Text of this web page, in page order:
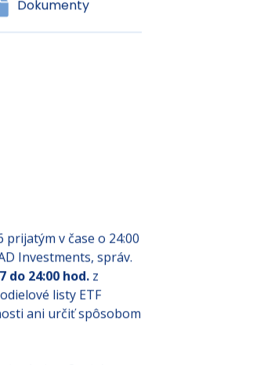
Dokumenty
prijatým v čase o 24:00
Investments, správ.
do 24:00 hod. z
listy ETF
ani určiť spôsobom